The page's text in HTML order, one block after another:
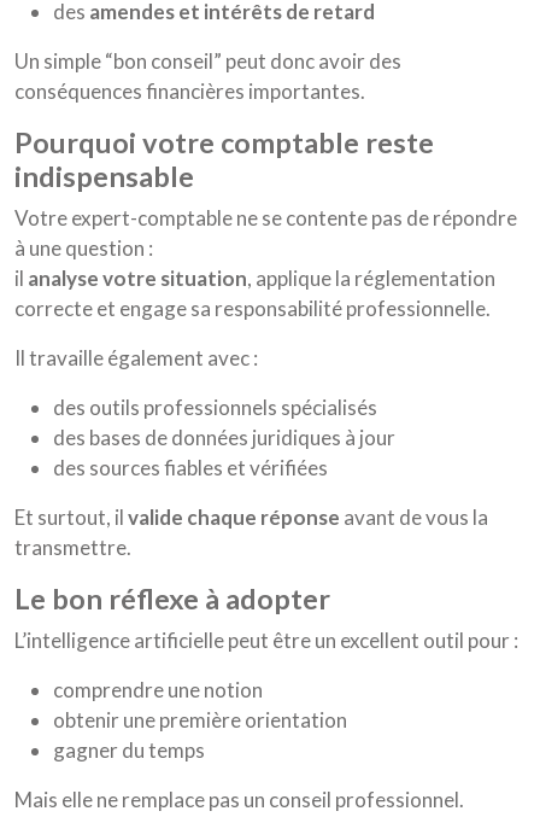
des amendes et intérêts de retard
Un simple “bon conseil” peut donc avoir des
conséquences financières importantes.
pourquoi votre comptable reste
indispensable
Votre expert-comptable ne se contente pas de répondre
à une question :
il analyse votre situation, applique la réglementation
correcte et engage sa responsabilité professionnelle.
Il travaille également avec :
des outils professionnels spécialisés
des bases de données juridiques à jour
des sources fiables et vérifiées
Et surtout, ilvalide chaque réponse avant de vous la
transmettre.
le bon réflexe à adopter
L’intelligence artificielle peut être un excellent outil pour :
comprendre une notion
obtenir une première orientation
gagner du temps
Mais elle ne remplace pas un conseil professionnel.